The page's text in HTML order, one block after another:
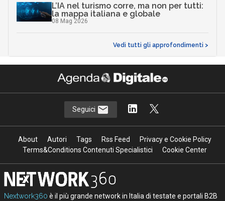
L’IA nel turismo corre, ma non per tutti:
la mappa italiana e globale
08 Mag 2026
Vedi tutti gli approfondimenti >
Seguici
About Autori Tags Rss Feed
Privacy e Cookie Policy
Terms&Conditions Contenuti Specialistici
Cookie Center
Nextwork360 è il più grande network in Italia di testate e portali B2B